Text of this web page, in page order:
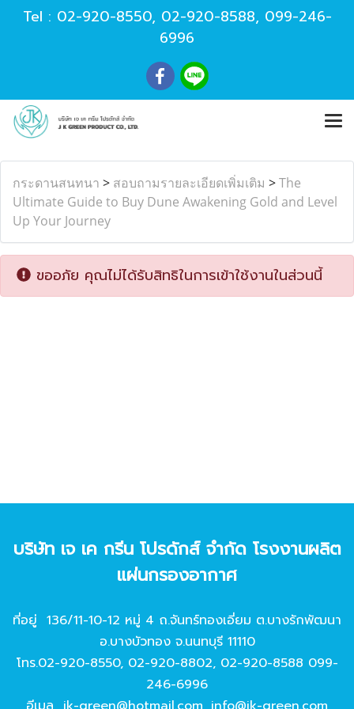
Tel : 02-920-8550, 02-920-8588, 099-246-
6996
กระดานสนทนา > สอบถามรายละเอียดเพิ่มเติม >The
Ultimate Guide to Buy Dune Awakening Gold and Level
Up Your Journey
ขออภัย คุณไม่ได้รับสิทธิในการเข้าใช้งานในส่วนนี้
บริษัท เจ เค กรีน โปรดักส์ จํากัด โรงงานผลิต
แผ่นกรองอากาศ
ที่อยู่ 136/11-10-12 หมู่ 4 ถ.จันทร์ทองเอี่ยม ต.บางรักพัฒนา
อ.บางบัวทอง จ.นนทบุรี 11110
โทร.02-920-8550, 02-920-8802, 02-920-8588 099-
246-6996